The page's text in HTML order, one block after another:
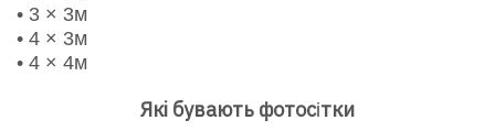
• 3 × 3м
• 4 × 3м
• 4 × 4м
Які бувають фотосітки